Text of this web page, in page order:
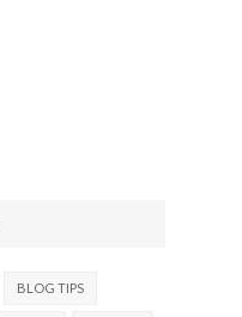
BLOG TIPS